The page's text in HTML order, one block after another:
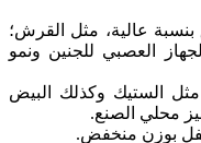
بنسبة عالية، مثل القرش؛
العصبي للجنين ونمو
مثل الستيك وكذلك البيض
محلي الصنع.
بوزن منخفض.